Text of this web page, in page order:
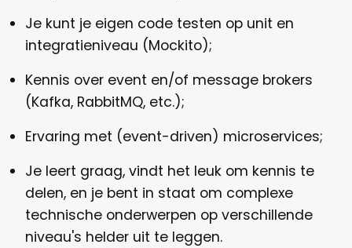
Je kunt je eigen code testen op unit en
integratieniveau (Mockito);
Kennis over event en/of message brokers
(Kafka, RabbitMQ, etc.);
Ervaring met (event-driven) microservices;
Je leert graag, vindt het leuk om kennis te
delen, en je bent in staat om complexe
technische onderwerpen op verschillende
niveau's helder uit te leggen.